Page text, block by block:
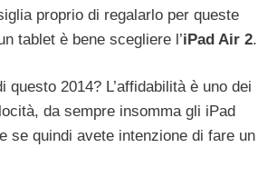
proprio di regalarlo per queste
tablet è bene scegliere l’iPad Air 2.
2014? L’affidabilità è uno dei
da sempre insomma gli iPad
se quindi avete intenzione di fare un